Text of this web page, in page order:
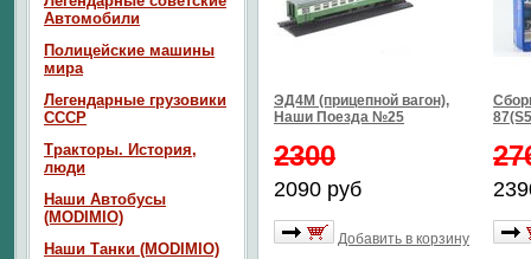
ЭД4М (прицепной вагон),
Наши Поезда №25
2300
2090 руб
Добавить в корзину
Автомобили
Полицейские машины
мира
Легендарные грузовики
СССР
Тракторы. История,
люди
Наши Автобусы
(MODIMIO)
Наши Танки (MODIMIO)